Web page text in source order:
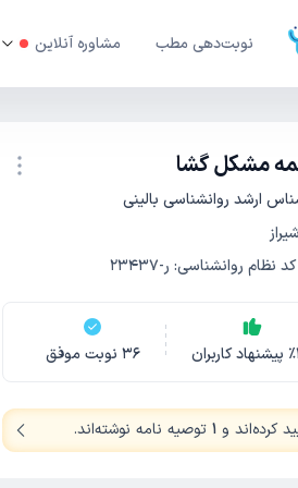
نوبت‌دهی مطب مشاوره آنلاین
مشکل گشا
ارشد روانشناسی بالینی
شیراز
کد نظام روانشناسی: ر-23437
٪ پیشنهاد کاربران 36 نوبت موفق
کرده‌اند و 1 توصیه نامه نوشته‌اند.